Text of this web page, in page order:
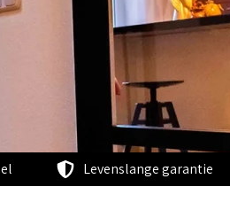
Levenslange garantie